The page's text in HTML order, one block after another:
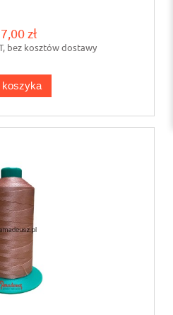
zł
bez kosztów dostawy
koszyka